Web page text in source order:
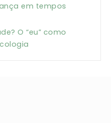
em tempos
O “eu” como